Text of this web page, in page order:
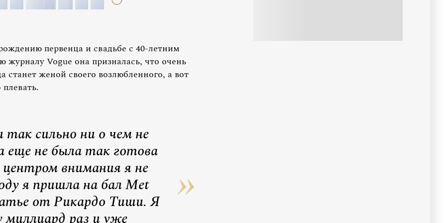
первенца и свадьбе с 40-летним
Vogue она призналась, что очень
станет женой своего возлюбленного, а вот
сильно ни о чем не
не была так готова
внимания я не
я пришла на бал Met
от Рикардо Тиши. Я